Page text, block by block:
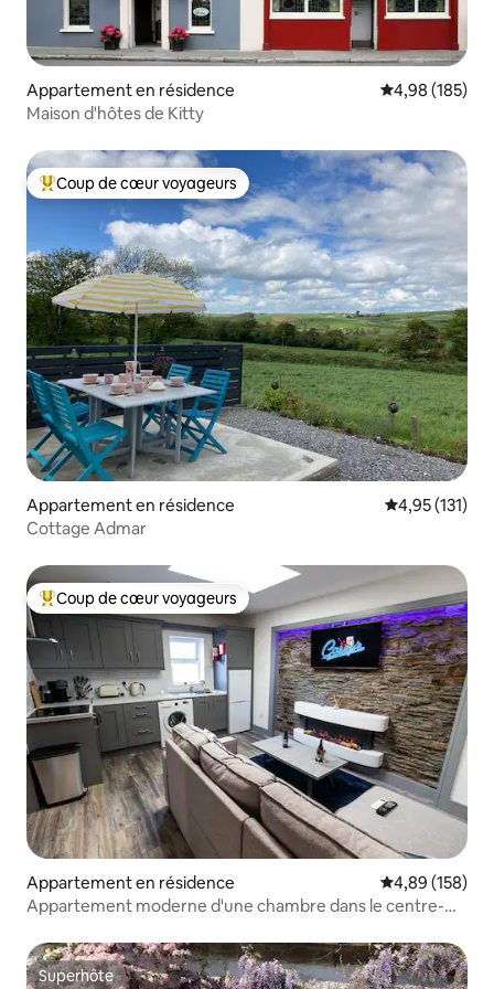
Appartement en résidence Évaluation
4,98 (185)
Maison d'hôtes de Kitty
Coups de cœur voyageurs les plus appréciés
Coup de cœur voyageurs
Appartement en résidence Évaluation
4,95 (131)
Cottage Admar
Coups de cœur voyageurs les plus appréciés
Coup de cœur voyageurs
Appartement en résidence Évaluation
4,89 (158)
Appartement moderne d'une chambre dans le centre-
Superhôte